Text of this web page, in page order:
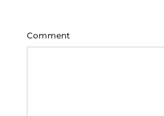
Comment